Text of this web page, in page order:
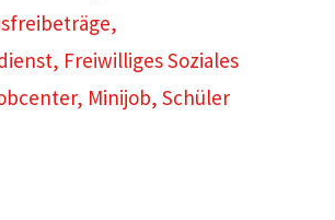
,
, Freiwilliges Soziales
, Minijob, Schüler